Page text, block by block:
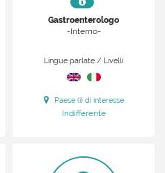
Gastroenterologo
-Interno-
Lingue parlate / Livelli
Paese (i) di interesse
Indifferente